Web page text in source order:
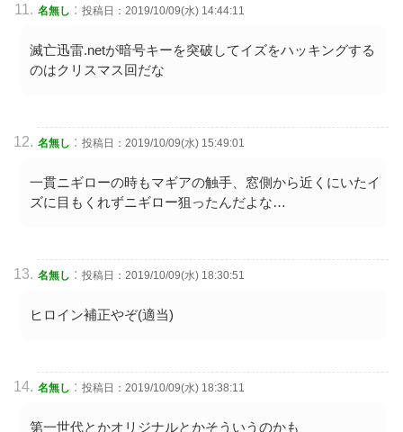
名無し : 投稿日：2019/10/09(水) 14:44:11
滅亡迅雷.netが暗号キーを突破してイズをハッキングする
のはクリスマス回だな
名無し : 投稿日：2019/10/09(水) 15:49:01
一貫ニギローの時もマギアの触手、窓側から近くにいたイ
ズに目もくれずニギロー狙ったんだよな…
名無し : 投稿日：2019/10/09(水) 18:30:51
ヒロイン補正やぞ(適当)
名無し : 投稿日：2019/10/09(水) 18:38:11
第一世代とかオリジナルとかそういうのかも